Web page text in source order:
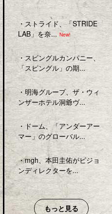
・ ストライド、「STRIDE
LAB」を奈... New!
・スピングルカンパニー、
「スピングル」の期...
・明海グループ、ザ・ウィ
ンザーホテル洞爺ヴ...
・ドーム、「アンダーアー
マー」のグローバル...
・mgh、本田圭佑がビジョ
ンディレクターを...
もっと見る